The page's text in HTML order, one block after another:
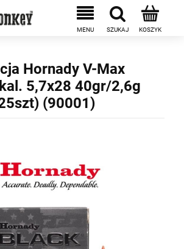
Hornady V-Max
5,7x28 40gr/2,6g
(90001)